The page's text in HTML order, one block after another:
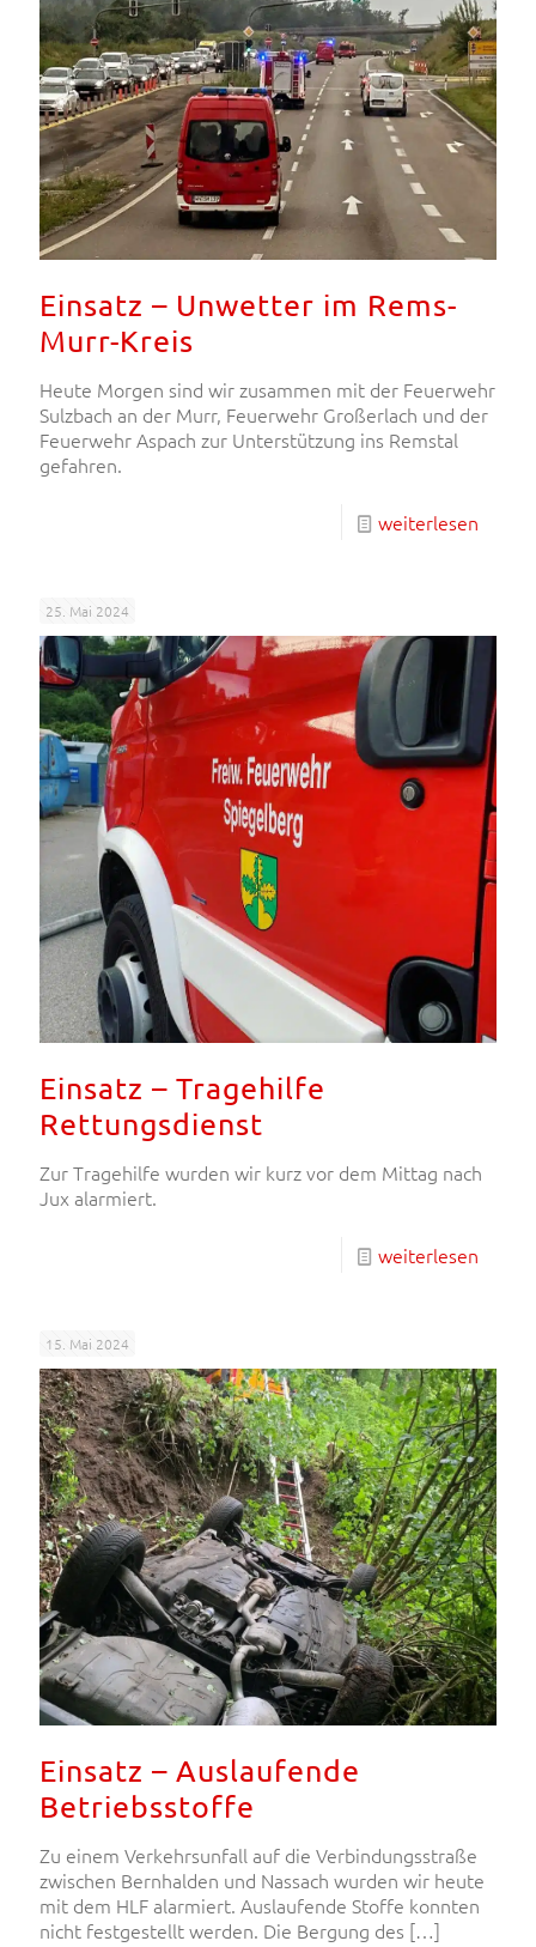
Einsatz – Unwetter im Rems-
Murr-Kreis
Heute Morgen sind wir zusammen mit der Feuerwehr
Sulzbach an der Murr, Feuerwehr Großerlach und der
Feuerwehr Aspach zur Unterstützung ins Remstal
gefahren.
weiterlesen
25. Mai 2024
Einsatz – Tragehilfe
Rettungsdienst
Zur Tragehilfe wurden wir kurz vor dem Mittag nach
Jux alarmiert.
weiterlesen
15. Mai 2024
Einsatz – Auslaufende
Betriebsstoffe
Zu einem Verkehrsunfall auf die Verbindungsstraße
zwischen Bernhalden und Nassach wurden wir heute
mit dem HLF alarmiert. Auslaufende Stoffe konnten
nicht festgestellt werden. Die Bergung des […]